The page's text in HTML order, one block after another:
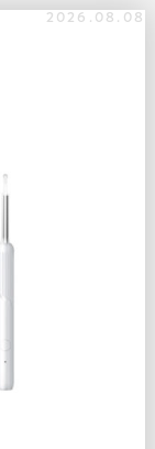
2026.08.08